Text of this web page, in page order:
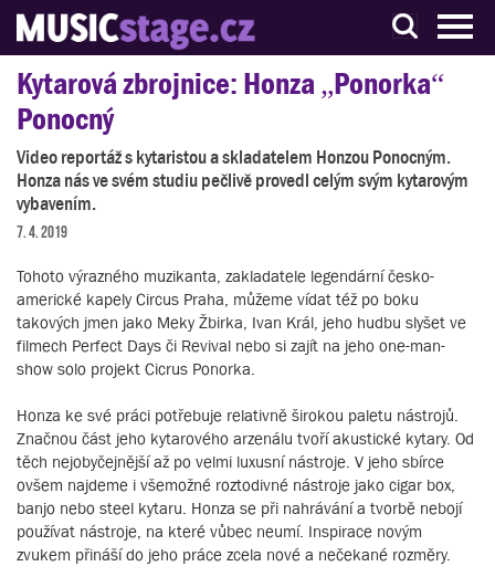
S muzikanty pro muzikanty
Kytarová zbrojnice: Honza „Ponorka“
Ponocný
Video reportáž s kytaristou a skladatelem Honzou Ponocným.
Honza nás ve svém studiu pečlivě provedl celým svým kytarovým
vybavením.
7. 4. 2019
Tohoto výrazného muzikanta, zakladatele legendární česko-
americké kapely Circus Praha, můžeme vídat též po boku
takových jmen jako Meky Žbirka, Ivan Král, jeho hudbu slyšet ve
filmech Perfect Days či Revival nebo si zajít na jeho one-man-
show solo projekt Cicrus Ponorka.
Honza ke své práci potřebuje relativně širokou paletu nástrojů.
Značnou část jeho kytarového arzenálu tvoří akustické kytary. Od
těch nejobyčejnější až po velmi luxusní nástroje. V jeho sbírce
ovšem najdeme i všemožné roztodivné nástroje jako cigar box,
banjo nebo steel kytaru. Honza se při nahrávání a tvorbě nebojí
používat nástroje, na které vůbec neumí. Inspirace novým
zvukem přináší do jeho práce zcela nové a nečekané rozměry.